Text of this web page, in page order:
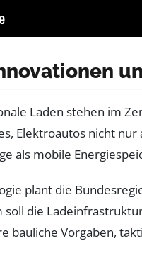
Laden stehen im
Elektroautos nicht
als mobile
plant die
soll die
bauliche Vorgaben,